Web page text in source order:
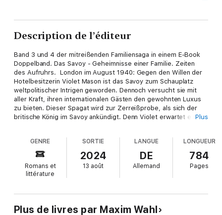
Description de l’éditeur
Band 3 und 4 der mitreißenden Familiensaga in einem E-Book
Doppelband. Das Savoy - Geheimnisse einer Familie. Zeiten
des Aufruhrs. London im August 1940: Gegen den Willen der
Hotelbesitzerin Violet Mason ist das Savoy zum Schauplatz
weltpolitischer Intrigen geworden. Dennoch versucht sie mit
aller Kraft, ihren internationalen Gästen den gewohnten Luxus
zu bieten. Dieser Spagat wird zur Zerreißprobe, als sich der
britische König im Savoy ankündigt. Denn Violet erwartet ein
Doch bald verblassen diese Probleme vor der politischen
Realität: Der Zweite Weltkrieg tobt, und auch das Hotel Savoy
droht Opfer der deutschen Luftangriffe zu werden ... Das
Savoy - Hoffnung einer Familie. Kostbare Augenblicke.
genießen. Ein Juwelendieb treibt sein Unwesen im Savoy.
Plus
GENRE
Romans et
littérature
SORTIE
2024
13 août
LANGUE
DE
Allemand
LONGUEUR
784
Pages
Plus de livres par Maxim Wahl